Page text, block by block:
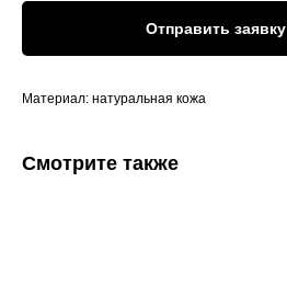
Отправить заявку
Материал: натуральная кожа
Смотрите также